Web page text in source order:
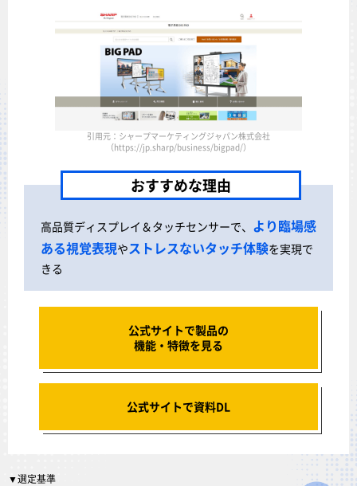
引用元：シャープマーケティングジャパン株式会社
（https://jp.sharp/business/bigpad/）
おすすめな理由
高品質ディスプレイ＆タッチセンサーで、 より臨場感
ある視覚表現やストレスないタッチ体験を実現で
きる
公式サイトで製品の
機能・特徴を見る
公式サイトで資料DL
▼選定基準